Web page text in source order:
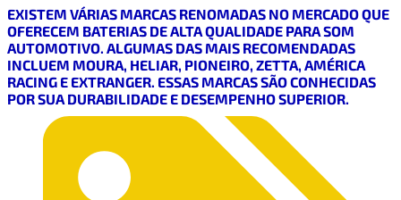
EXISTEM VÁRIAS MARCAS RENOMADAS NO MERCADO QUE
OFERECEM BATERIAS DE ALTA QUALIDADE PARA SOM
AUTOMOTIVO. ALGUMAS DAS MAIS RECOMENDADAS
INCLUEM MOURA, HELIAR, PIONEIRO, ZETTA, AMÉRICA
RACING E EXTRANGER. ESSAS MARCAS SÃO CONHECIDAS
POR SUA DURABILIDADE E DESEMPENHO SUPERIOR.